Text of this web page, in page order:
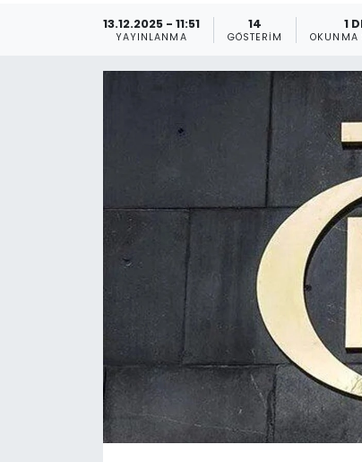
13.12.2025 - 11:51
YAYINLANMA
14
GÖSTERIM
1
OKUNMA
Kültür Sanat
Magazin
Nöbetçi Eczaneler
Otomobil Dünyası
Politika